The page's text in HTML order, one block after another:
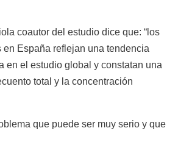
coautor del estudio dice que: “los
España reflejan una tendencia
en el estudio global y constatan una
total y la concentración
que puede ser muy serio y que